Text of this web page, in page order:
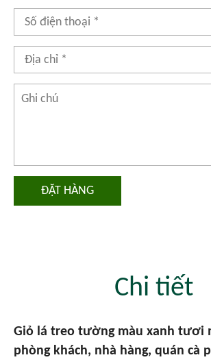
ĐẶT HÀNG
Chi tiết
Giỏ lá treo tường màu xanh tươi
phòng khách, nhà hàng, quán cà